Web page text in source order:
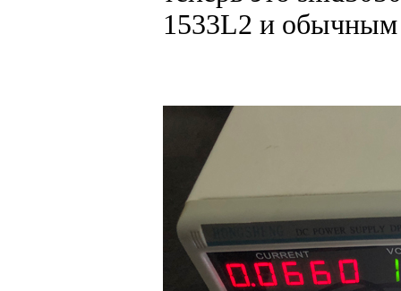
1533L2 и обычным